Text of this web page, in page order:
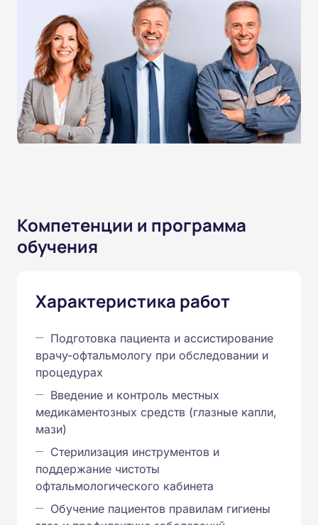
Компетенции и программа
обучения
Характеристика работ
Подготовка пациента и ассистирование
врачу-офтальмологу при обследовании и
процедурах
Введение и контроль местных
медикаментозных средств (глазные капли,
мази)
Стерилизация инструментов и
поддержание чистоты
офтальмологического кабинета
Обучение пациентов правилам гигиены